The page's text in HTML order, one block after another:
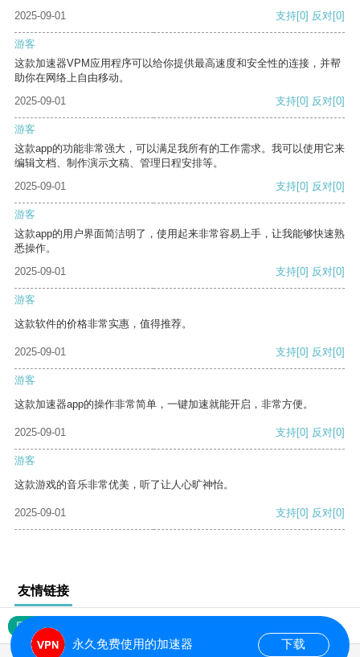
2025-09-01
支持[0] 反对[0]
游客
这款加速器VPM应用程序可以给你提供最高速度和安全性的连接，并帮
助你在网络上自由移动。
2025-09-01
支持[0] 反对[0]
游客
这款app的功能非常强大，可以满足我所有的工作需求。我可以使用它来
编辑文档、制作演示文稿、管理日程安排等。
2025-09-01
支持[0] 反对[0]
游客
这款app的用户界面简洁明了，使用起来非常容易上手，让我能够快速熟
悉操作。
2025-09-01
支持[0] 反对[0]
游客
这款软件的价格非常实惠，值得推荐。
2025-09-01 支持[0] 反对[0]
游客
这款加速器app的操作非常简单，一键加速就能开启，非常方便。
2025-09-01 支持[0] 反对[0]
游客
这款游戏的音乐非常优美，听了让人心旷神怡。
2025-09-01 支持[0] 反对[0]
友情链接
网站地图
永久免费使用的加速器 下载